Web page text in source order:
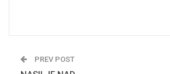
PREV POST